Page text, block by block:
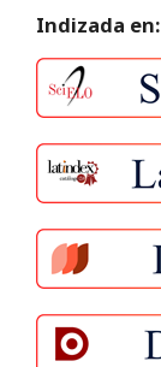
Indizada en: